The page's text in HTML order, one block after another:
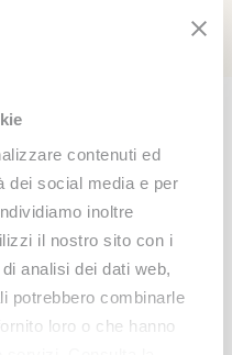
contenuti ed
dei social media e per
inoltre
il nostro sito con i
analisi dei dati web,
potrebbero combinarle
loro o che hanno
si favorisce il
detossinante.
alpina, con
anti aging. Dona
nel
delle acque
spa sotto il sole della
nostri pacchetti spa,